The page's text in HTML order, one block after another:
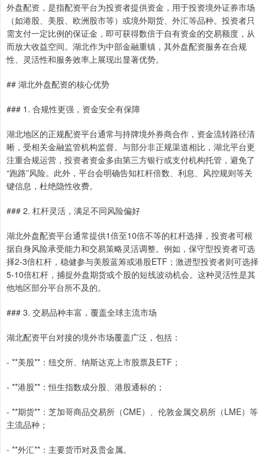
外盘配资，是指配资平台为投资者提供资金，用于投资境外证券市场
（如港股、美股、欧洲股市等）或境外期货、外汇等品种。投资者只
需支付一定比例的保证金，即可获得数倍于自有资金的交易额度，从
而放大收益空间。湖北作为中部金融重镇，其外盘配资服务在合规
性、灵活性和服务效率上展现出显著优势。
## 湖北外盘配资的核心优势
### 1. 合规性更强，资金安全有保障
湖北地区的正规配资平台通常与持牌境外券商合作，资金流转路径清
晰，受相关金融监管机构监督。与部分非正规渠道相比，湖北平台更
注重合规运营，投资者资金多由第三方银行或支付机构托管，避免了
“跑路”风险。此外，平台会明确告知杠杆倍数、利息、风控规则等关
键信息，杜绝隐性收费。
### 2. 杠杆灵活，满足不同风险偏好
湖北外盘配资平台通常提供1倍至10倍不等的杠杆选择，投资者可根
据自身风险承受能力和交易策略灵活调整。例如，保守型投资者可选
择2-3倍杠杆，稳健参与美股蓝筹或港股ETF；激进型投资者则可选择
5-10倍杠杆，捕捉外盘期货或个股的短线波动机会。这种灵活性是其
他地区部分平台所不及的。
### 3. 交易品种丰富，覆盖全球主流市场
湖北配资平台对接的境外市场覆盖广泛，包括：
- **美股**：纽交所、纳斯达克上市股票及ETF；
- **港股**：恒生指数成分股、港股通标的；
- **期货**：芝加哥商品交易所（CME）、伦敦金属交易所（LME）等
主流品种；
- **外汇**：主要货币对及贵金属。